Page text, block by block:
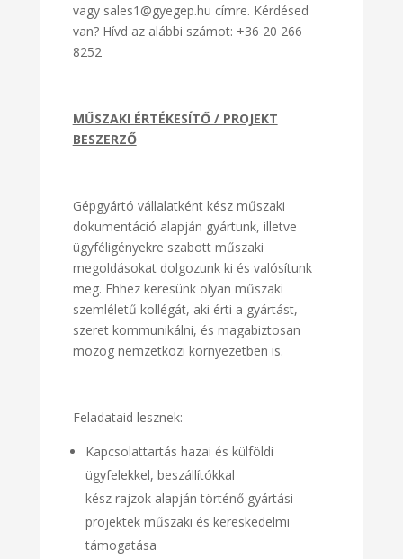
vagy sales1@gyegep.hu címre. Kérdésed
van? Hívd az alábbi számot: +36 20 266
8252
MŰSZAKI ÉRTÉKESÍTŐ / PROJEKT
BESZERZŐ
Gépgyártó vállalatként kész műszaki
dokumentáció alapján gyártunk, illetve
ügyféligényekre szabott műszaki
megoldásokat dolgozunk ki és valósítunk
meg. Ehhez keresünk olyan műszaki
szemléletű kollégát, aki érti a gyártást,
szeret kommunikálni, és magabiztosan
mozog nemzetközi környezetben is.
Feladataid lesznek:
Kapcsolattartás hazai és külföldi
ügyfelekkel, beszállítókkal
kész rajzok alapján történő gyártási
projektek műszaki és kereskedelmi
támogatása